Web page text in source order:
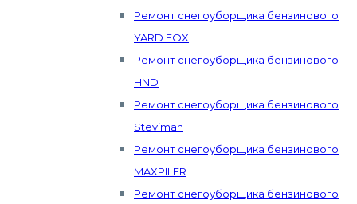
Ремонт снегоуборщика бензинового
YARD FOX
Ремонт снегоуборщика бензинового
HND
Ремонт снегоуборщика бензинового
Steviman
Ремонт снегоуборщика бензинового
MAXPILER
Ремонт снегоуборщика бензинового